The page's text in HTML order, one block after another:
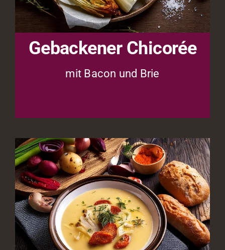
Gebackener Chicorée
mit Bacon und Brie